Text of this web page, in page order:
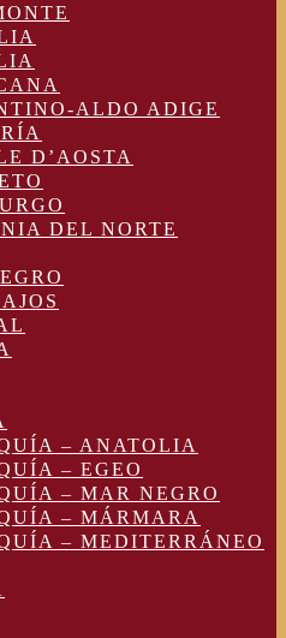
ALDO ADIGE
D’AOSTA
DEL NORTE
– ANATOLIA
– EGEO
– MAR NEGRO
– MÁRMARA
– MEDITERRÁNEO